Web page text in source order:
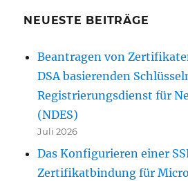
NEUESTE BEITRÄGE
Beantragen von
DSA basierenden
Registrierungsdienst für
(NDES)
Juli 2026
Das Konfigurieren einer
Zertifikatbindung für